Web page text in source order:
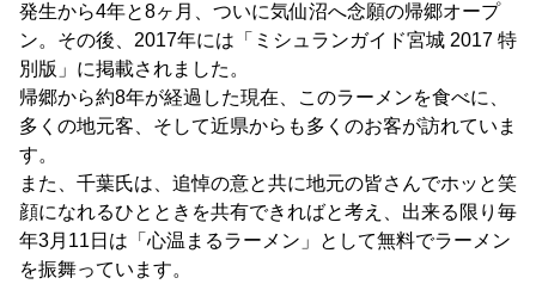
発生から4年と8ヶ月、ついに気仙沼へ念願の帰郷オープ
ン。その後、2017年には「ミシュランガイド宮城 2017 特
別版」に掲載されました。
帰郷から約8年が経過した現在、このラーメンを食べに、
多くの地元客、そして近県からも多くのお客が訪れていま
す。
また、千葉氏は、追悼の意と共に地元の皆さんでホッと笑
顔になれるひとときを共有できればと考え、出来る限り毎
年3月11日は「心温まるラーメン」として無料でラーメン
を振舞っています。